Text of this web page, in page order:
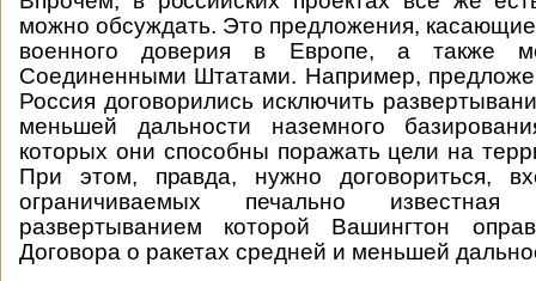
можно обсуждать. Это предложения,
военного доверия в Европе, а также
Соединенными Штатами. Например,
Россия договорились исключить
меньшей дальности наземного
которых они способны поражать цели на
При этом, правда, нужно договориться,
ограничиваемых печально
развертыванием которой Вашингтон
Договора о ракетах средней и меньшей